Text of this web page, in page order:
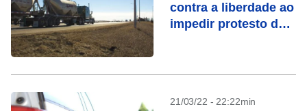
contra a liberdade ao
impedir protesto de
21/03/22 - 22:22min